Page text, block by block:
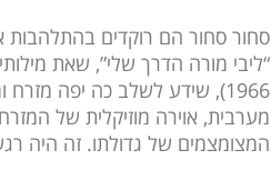
סחור סחור הם רוקדים בהתלהבות
1966), שידע לשלב כה יפה
מערבית, אוירה מוזיקלית של
המצומצמים של גדולתו. זה היה